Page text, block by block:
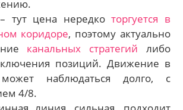
– тут цена нередкоторгуется в
коридоре, поэтому актуально
канальных стратегий либо
позиций. Движение в
наблюдаться долго, с
4/8.